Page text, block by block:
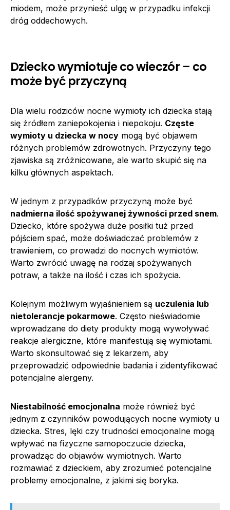
miodem, może przynieść ulgę w przypadku infekcji
dróg oddechowych.
Dziecko wymiotuje co wieczór – co
może być przyczyną
Dla wielu rodziców nocne wymioty ich dziecka stają
się źródłem zaniepokojenia i niepokoju. Częste
wymioty u dziecka w nocy mogą być objawem
różnych problemów zdrowotnych. Przyczyny tego
zjawiska są zróżnicowane, ale warto skupić się na
kilku głównych aspektach.
W jednym z przypadków przyczyną może być
nadmierna ilość spożywanej żywności przed snem.
Dziecko, które spożywa duże posiłki tuż przed
pójściem spać, może doświadczać problemów z
trawieniem, co prowadzi do nocnych wymiotów.
Warto zwrócić uwagę na rodzaj spożywanych
potraw, a także na ilość i czas ich spożycia.
Kolejnym możliwym wyjaśnieniem są uczulenia lub
nietolerancje pokarmowe. Często nieświadomie
wprowadzane do diety produkty mogą wywoływać
reakcje alergiczne, które manifestują się wymiotami.
Warto skonsultować się z lekarzem, aby
przeprowadzić odpowiednie badania i zidentyfikować
potencjalne alergeny.
Niestabilność emocjonalna może również być
jednym z czynników powodujących nocne wymioty u
dziecka. Stres, lęki czy trudności emocjonalne mogą
wpływać na fizyczne samopoczucie dziecka,
prowadząc do objawów wymiotnych. Warto
rozmawiać z dzieckiem, aby zrozumieć potencjalne
problemy emocjonalne, z jakimi się boryka.